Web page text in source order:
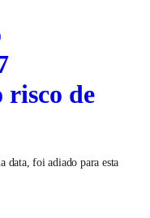
de
data, foi adiado para esta